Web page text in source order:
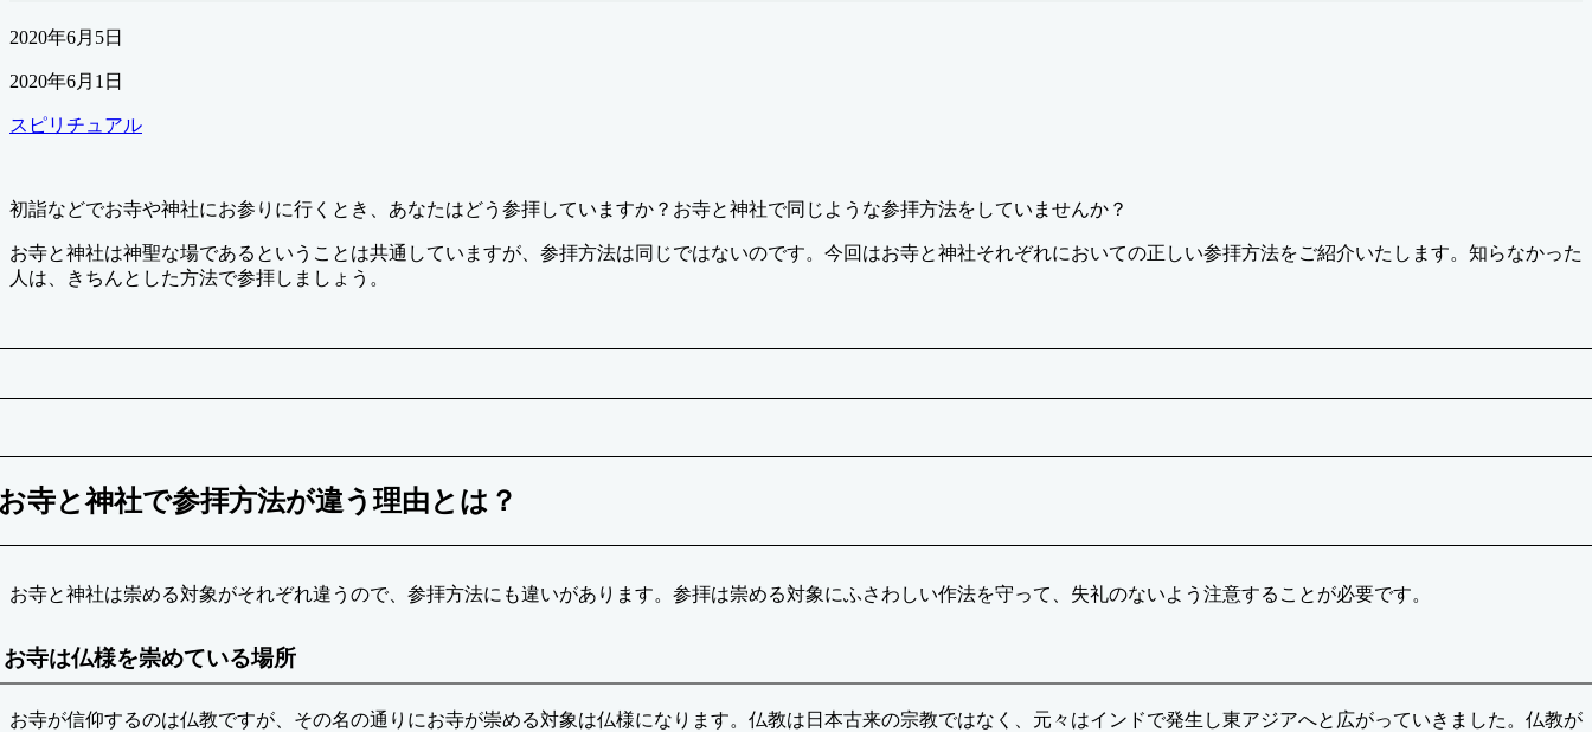
公
日
2020年6月5日
最
更
2020年6月1日
カ
リ
ー
スピリチュアル
初詣などでお寺や神社にお参りに行くとき、あなたはどう参拝していますか？お寺と神社で同じような参拝方法をしていませんか？
お寺と神社は神聖な場であるということは共通していますが、参拝方法は同じではないのです。今回はお寺と神社それぞれにおいての正しい参拝方法をご紹介いたします。知らなかった
人は、きちんとした方法で参拝しましょう。
寺と神社で参拝方法が違う理由とは？
お寺と神社は崇める対象がそれぞれ違うので、参拝方法にも違いがあります。参拝は崇める対象にふさわしい作法を守って、失礼のないよう注意することが必要です。
お寺は仏様を崇めている場所
お寺が信仰するのは仏教ですが、その名の通りにお寺が崇める対象は仏様になります。仏教は日本古来の宗教ではなく、元々はインドで発生し東アジアへと広がっていきました。仏教が